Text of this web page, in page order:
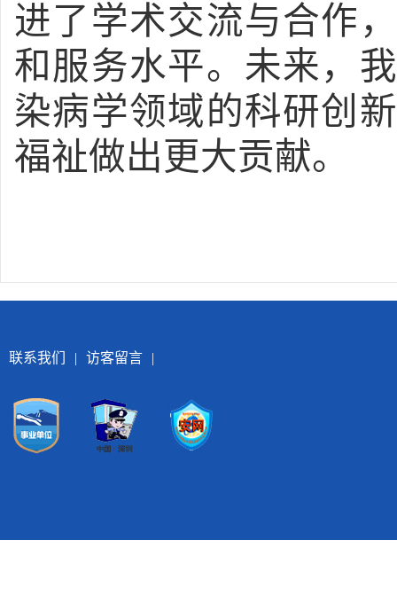
进了学术交流与合作
和服务水平。未来，
染病学领域的科研创
福祉做出更大贡献。
联系我们 | 访客留言 |